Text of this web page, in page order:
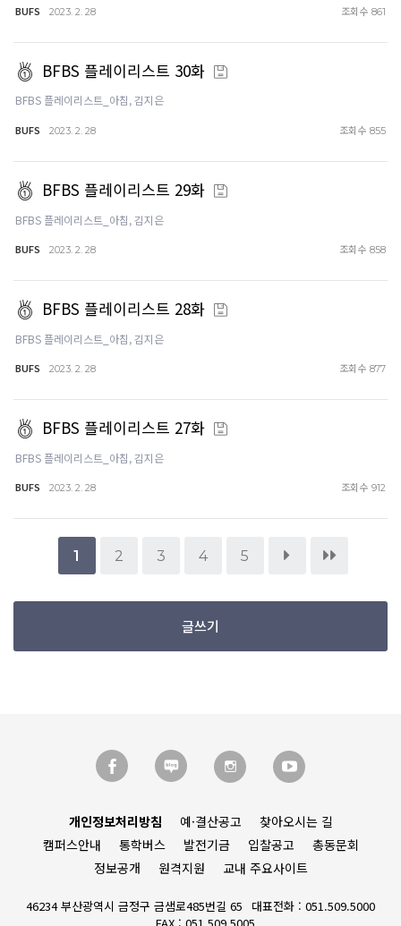
BUFS 2023. 2. 28 조회수 861
BFBS 플레이리스트 30화
BFBS 플레이리스트_아침, 김지은
BUFS 2023. 2. 28 조회수 855
BFBS 플레이리스트 29화
BFBS 플레이리스트_아침, 김지은
BUFS 2023. 2. 28 조회수 858
BFBS 플레이리스트 28화
BFBS 플레이리스트_아침, 김지은
BUFS 2023. 2. 28 조회수 877
BFBS 플레이리스트 27화
BFBS 플레이리스트_아침, 김지은
BUFS 2023. 2. 28 조회수 912
1 2 3 4 5
글쓰기
개인정보처리방침 예·결산공고
찾아오시는 길
캠퍼스안내
통학버스 발전기금 입찰공고
총동문회
정보공개
원격지원 교내 주요사이트
46234 부산광역시 금정구 금샘로485번길 65
대표전화 : 051.509.5000
FAX : 051.509.5005